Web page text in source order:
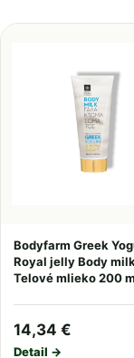
Bodyfarm Greek
Royal jelly Body
Telové mlieko 200
14,34 €
Detail →